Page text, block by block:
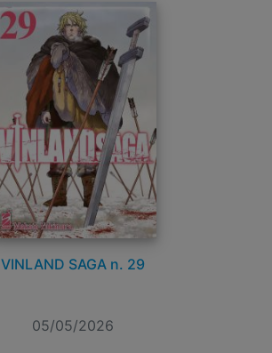
VINLAND SAGA n. 29
05/05/2026